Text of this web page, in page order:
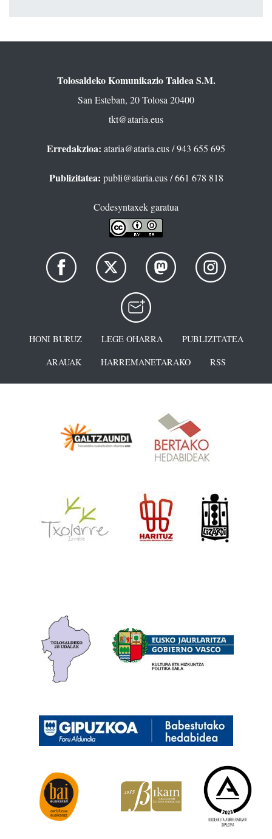
Tolosaldeko Komunikazio Taldea S.M.
San Esteban, 20 Tolosa 20400
tkt@ataria.eus
Erredakzioa: ataria@ataria.eus/ 943 655 695
Publizitatea: publi@ataria.eus/ 661 678 818
Codesyntaxek garatua
HONI BURUZ LEGE OHARRA
PUBLIZITATEA
ARAUAK
HARREMANETARAKO RSS